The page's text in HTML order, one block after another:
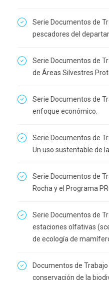
Serie Documentos de
pescadores del
Serie Documentos de
de Áreas Silvestres
Serie Documentos de
enfoque económico.
Serie Documentos de
Un uso sustentable de
Serie Documentos de
Rocha y el Programa
Serie Documentos de
estaciones olfativas
de ecología de
Documentos de Trabajo
conservación de la